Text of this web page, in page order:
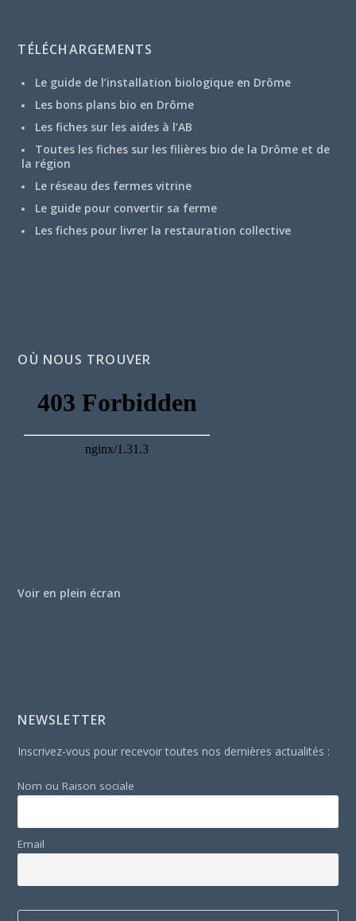
TÉLÉCHARGEMENTS
Le guide de l’installation biologique en Drôme
Les bons plans bio en Drôme
Les fiches sur les aides à l’AB
Toutes les fiches sur les filières bio de la Drôme et de
la région
Le réseau des fermes vitrine
Le guide pour convertir sa ferme
Les fiches pour livrer la restauration collective
OÙ NOUS TROUVER
Voir en plein écran
NEWSLETTER
Inscrivez-vous pour recevoir toutes nos dernières actualités :
Nom ou Raison sociale
Email